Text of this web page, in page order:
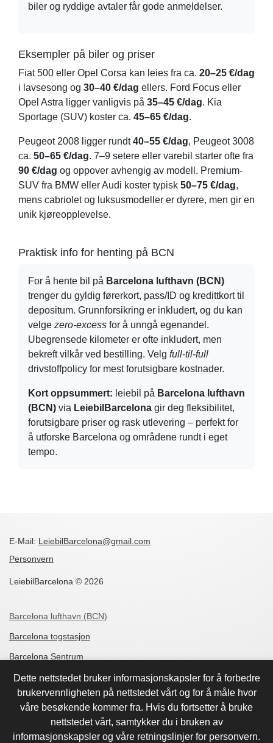
biler og ryddige avtaler får gode anmeldelser.
Eksempler på biler og priser
Fiat 500 eller Opel Corsa kan leies fra ca. 20–25 €/dag
i lavsesong og 30–40 €/dag ellers. Ford Focus eller
Opel Astra ligger vanligvis på 35–45 €/dag. Kia
Sportage (SUV) koster ca. 45–65 €/dag.
Peugeot 2008 ligger rundt40–55 €/dag, Peugeot 3008
ca. 50–65 €/dag. 7–9 setere eller varebil starter ofte fra
90 €/dag og oppover avhengig av modell. Premium-
SUV fra BMW eller Audi koster typisk 50–75 €/dag,
mens cabriolet og luksusmodeller er dyrere, men gir en
unik kjøreopplevelse.
Praktisk info for henting på BCN
For å hente bil på Barcelona lufthavn (BCN)
trenger du gyldig førerkort, pass/ID og kredittkort til
depositum. Grunnforsikring er inkludert, og du kan
velge zero-excess for å unngå egenandel.
Ubegrensede kilometer er ofte inkludert, men
bekreft vilkår ved bestilling. Velg full-til-full
drivstoffpolicy for mest forutsigbare kostnader.
Kort oppsummert: leiebil på Barcelona lufthavn
(BCN) via LeiebilBarcelona gir deg fleksibilitet,
forutsigbare priser og rask utlevering – perfekt for
å utforske Barcelona og områdene rundt i eget
tempo.
E-Mail: LeiebilBarcelona@gmail.com
Personvern
LeiebilBarcelona © 2026
Barcelona lufthavn (BCN)
Barcelona togstasjon
Barcelona Sentrum
Barcelona Dreta de l'Eixample
Barcelona Sant Marti
Barcelona Rambla de Catalunya
Barcelona Mas Blau
Dette nettstedet bruker informasjonskapsler for å forbedre
brukervennligheten på nettstedet vårt og for å måle hvor
våre besøkende kommer fra. Hvis du fortsetter å bruke
nettstedet vårt, samtykker du i bruken av
informasjonskapsler og våre retningslinjer for personvern.